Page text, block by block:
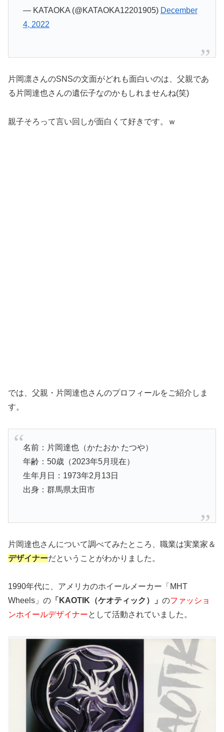
— KATAOKA (@KATAOKA12201905) December
4, 2022
片岡凛さんのSNSの文面がどれも面白いのは、父親であ
る片岡達也さんの遺伝子なのかもしれませんね(笑)
親子そろって言い回しが面白くて好きです。ｗ
では、父親・片岡達也さんのプロフィールをご紹介しま
す。
名前：片岡達也（かたおか たつや）
年齢：50歳（2023年5月現在）
生年月日：1973年2月13日
出身：群馬県太田市
片岡達也さんについて調べてみたところ、職業は実業家＆
デザイナーだということがわかりました。
1990年代に、アメリカのホイールメーカー「MHT
Wheels」の 「KAOTIK（ケオティック）」 のファッショ
ンホイールデザイナーとして活動されていました。